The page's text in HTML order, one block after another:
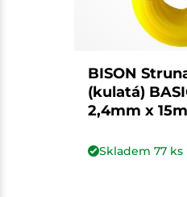
BISON
(kulatá)
2,4mm x
Skladem77 ks